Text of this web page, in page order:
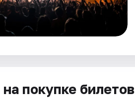
покупке билетов